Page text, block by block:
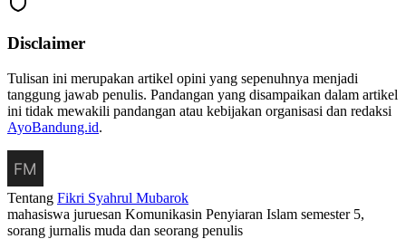
Disclaimer
Tulisan ini merupakan artikel opini yang sepenuhnya menjadi
tanggung jawab penulis. Pandangan yang disampaikan dalam artikel
ini tidak mewakili pandangan atau kebijakan organisasi dan redaksi
AyoBandung.id.
Tentang Fikri Syahrul Mubarok
mahasiswa juruesan Komunikasin Penyiaran Islam semester 5,
sorang jurnalis muda dan seorang penulis